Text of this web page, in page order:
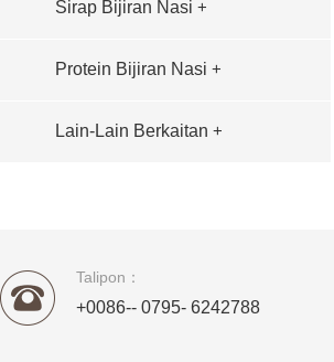
Sirap Bijiran Nasi +
Protein Bijiran Nasi +
Lain-Lain Berkaitan +
Talipon：
+0086-- 0795- 6242788